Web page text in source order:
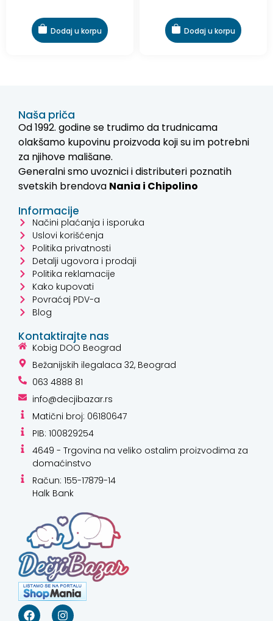
Dodaj u korpu Dodaj u korpu
Naša priča
Od 1992. godine se trudimo da trudnicama
olakšamo kupovinu proizvoda koji su im potrebni
za njihove mališane.
Generalni smo uvoznici i distributeri poznatih
svetskih brendova Nania i Chipolino
Informacije
Načini plaćanja i isporuka
Uslovi korišćenja
Politika privatnosti
Detalji ugovora i prodaji
Politika reklamacije
Kako kupovati
Povraćaj PDV-a
Blog
Kontaktirajte nas
Kobig DOO Beograd
Bežanijskih ilegalaca 32, Beograd
063 4888 81
info@decjibazar.rs
Matični broj: 06180647
PIB: 100829254
4649 - Trgovina na veliko ostalim proizvodima za
domaćinstvo
Račun: 155-17879-14
Halk Bank
Kako mogu da
pomognem?